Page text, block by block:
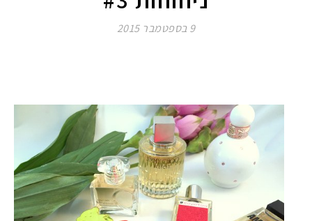
9 בספטמבר 2015